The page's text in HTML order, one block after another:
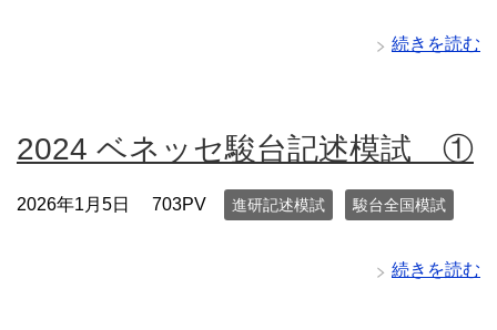
続きを読む
2024 ベネッセ駿台記述模試 ①
2026年1月5日 703PV 進研記述模試 駿台全国模試
続きを読む